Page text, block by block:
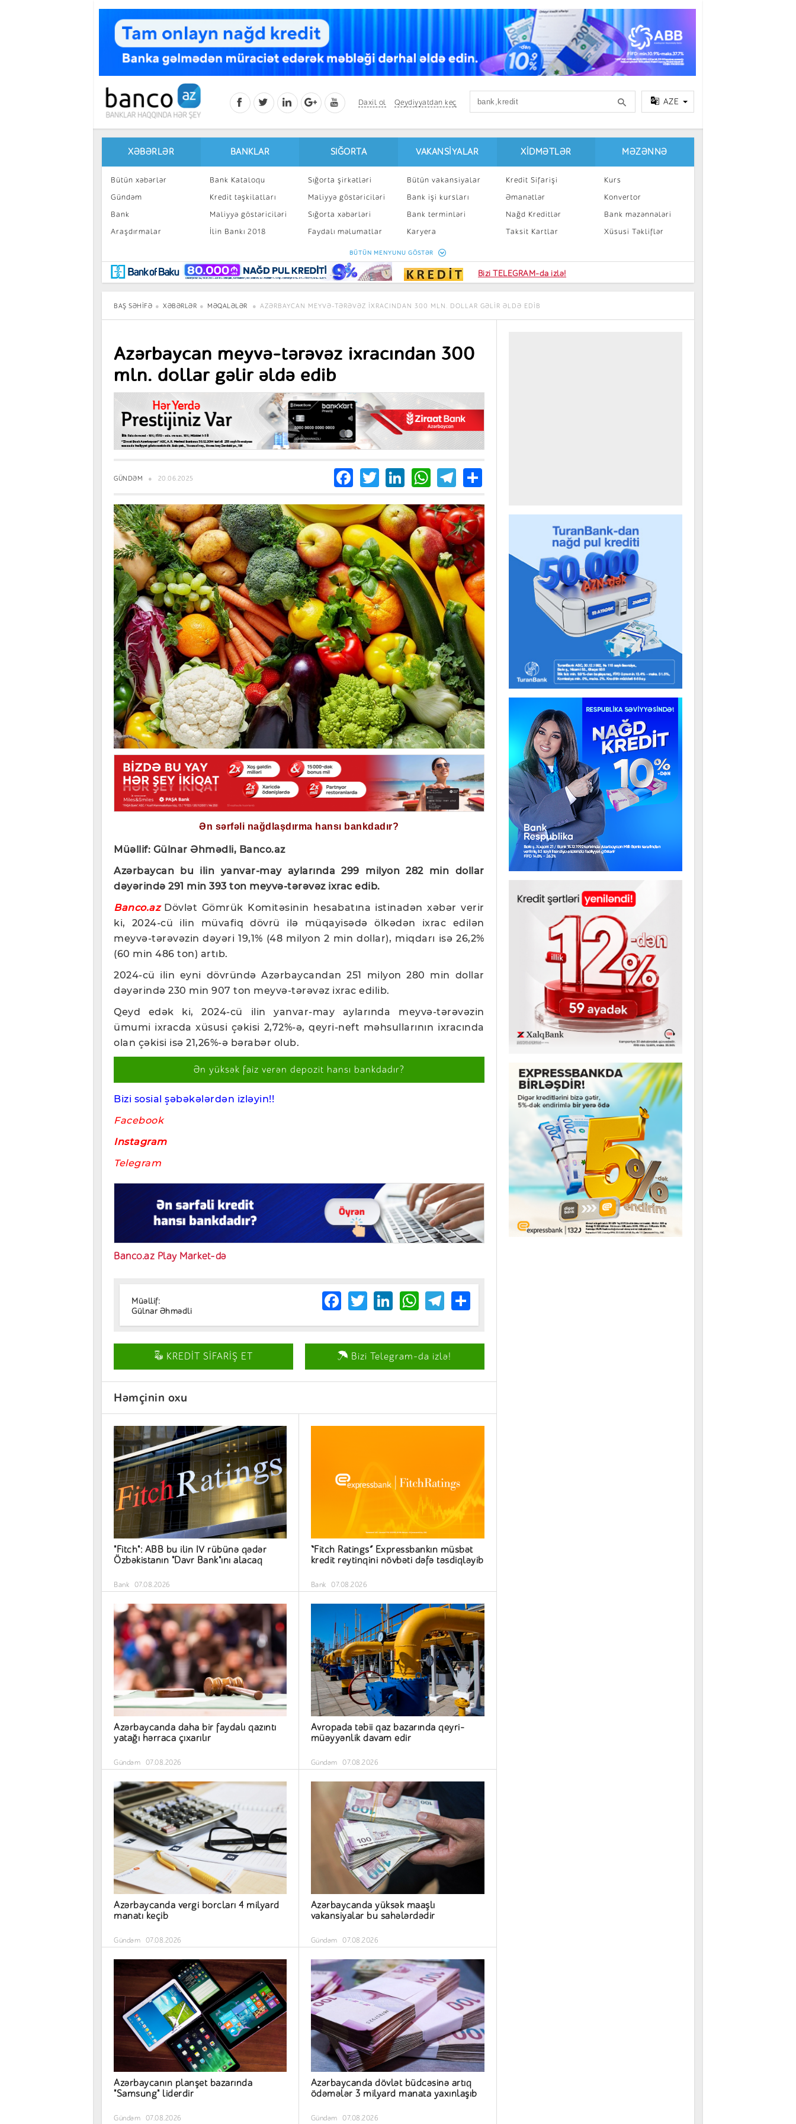
Daxil ol Qeydiyyatdan keç AZE
XƏBƏRLƏR
Bütün xəbərlər
Gündəm
Bank
Araşdırmalar
Maraqlı
BancoTV
Müsahibə
BANKLAR
Bank Kataloqu
Kredit təşkilatları
Maliyyə göstəriciləri
İlin Bankı 2018
SIĞORTA
Sığorta şirkətləri
Maliyyə göstəriciləri
Sığorta xəbərləri
Faydalı məlumatlar
Sığorta kalkulyatoru
VAKANSIYALAR
Bütün vakansiyalar
Bank işi kursları
Bank terminləri
Karyera
Peşakar inkişaf
XIDMƏTLƏR
Kredit Sifarişi
Əmanətlər
Nağd Kreditlər
Taksit Kartlar
Kart sifarişi
MƏZƏNNƏ
Kurs
Konvertor
Bank məzənnələri
Xüsusi Təkliflər
BÜTÜN MENYUNU GÖSTƏR
Bizi TELEGRAM-da izlə!
BAŞ SƏHIFƏ XƏBƏRLƏR MƏQALƏLƏR AZƏRBAYCAN MEYVƏ-TƏRƏVƏZ IXRACINDAN 300 MLN. DOLLAR GƏLIR ƏLDƏ EDIB
Azərbaycan meyvə-tərəvəz ixracından 300
mln. dollar gəlir əldə edib
GÜNDƏM 20.06.2025 Facebook
TwitterLinkedIn
WhatsApp
Telegram
Share
Ən sərfəli nağdlaşdırma hansı bankdadır?
Müəllif: Gülnar Əhmədli, Banco.az
Azərbaycan bu ilin yanvar-may aylarında 299 milyon 282 min dollar
dəyərində 291 min 393 ton meyvə-tərəvəz ixrac edib.
Banco.azDövlət Gömrük Komitəsinin hesabatına istinadən xəbər verir
ki, 2024-cü ilin müvafiq dövrü ilə müqayisədə ölkədən ixrac edilən
meyvə-tərəvəzin dəyəri 19,1% (48 milyon 2 min dollar), miqdarı isə 26,2%
(60 min 486 ton) artıb.
2024-cü ilin eyni dövründə Azərbaycandan 251
milyon 280 min dollar
dəyərində 230 min 907 ton meyvə-tərəvəz ixrac edilib.
Qeyd edək ki, 2024-cü ilin yanvar-may aylarında meyvə-tərəvəzin
ümumi ixracda xüsusi çəkisi 2,72%-ə, qeyri-neft məhsullarının ixracında
olan çəkisi isə 21,26%-ə bərabər olub.
Ən yüksək faiz verən depozit hansı bankdadır?
Bizi sosial şəbəkələrdən izləyin!!
Facebook
Instagram
Telegram
Banco.az Play Market-də
Müəllif:
Gülnar Əhmədli
Facebook
TwitterLinkedIn
WhatsApp
Telegram
Share
KREDİT SİFARİŞ ET Bizi Telegram-da izlə!
Həmçinin oxu
"Fitch": ABB bu ilin IV rübünə qədər
Özbəkistanın "Davr Bank"ını alacaq
Bank 07.08.2026
“Fitch Ratings” Expressbankın müsbət
kredit reytinqini növbəti dəfə təsdiqləyib
Bank 07.08.2026
Azərbaycanda daha bir faydalı qazıntı
yatağı hərraca çıxarılır
Gündəm 07.08.2026
Avropada təbii qaz bazarında qeyri-
müəyyənlik davam edir
Gündəm 07.08.2026
Azərbaycanda vergi borcları 4 milyard
manatı keçib
Gündəm 07.08.2026
Azərbaycanda yüksək maaşlı
vakansiyalar bu sahələrdədir
Gündəm 07.08.2026
Azərbaycanın planşet bazarında
"Samsung" liderdir
Gündəm 07.08.2026
Azərbaycanda dövlət büdcəsinə artıq
ödəmələr 3 milyard manata yaxınlaşıb
Gündəm 07.08.2026